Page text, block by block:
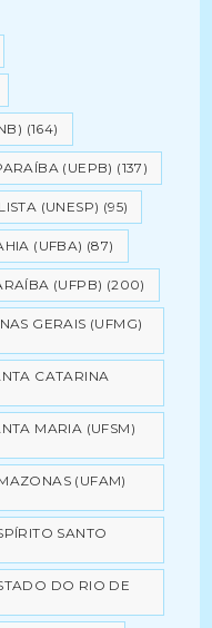
(164)
(UEPB) (137)
(UNESP) (95)
(UFBA) (87)
(UFPB) (200)
GERAIS (UFMG)
CATARINA
MARIA (UFSM)
(UFAM)
SANTO
DO RIO DE